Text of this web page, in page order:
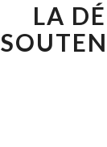
LA